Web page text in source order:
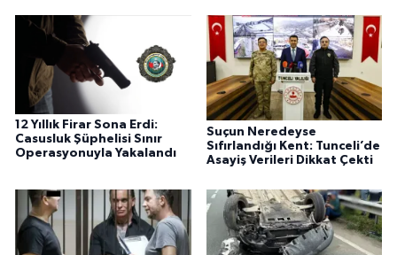
12 Yıllık Firar Sona Erdi:
Casusluk Şüphelisi Sınır
Operasyonuyla Yakalandı
Suçun Neredeyse
Sıfırlandığı Kent: Tunceli’de
Asayiş Verileri Dikkat Çekti